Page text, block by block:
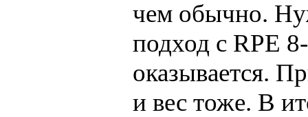
чем обычно.
подход с RPE
оказывается.
и вес тоже. В